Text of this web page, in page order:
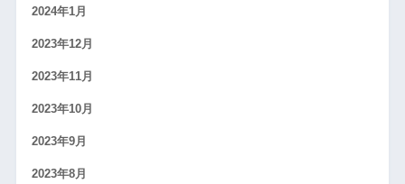
2024年1月
2023年12月
2023年11月
2023年10月
2023年9月
2023年8月